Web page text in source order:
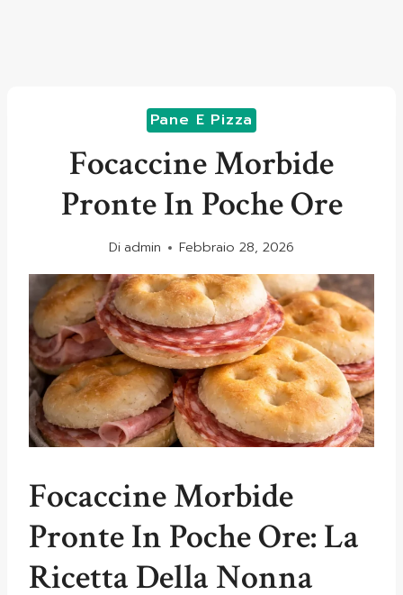
Pane E Pizza
Focaccine Morbide
Pronte In Poche Ore
Di admin Febbraio 28, 2026
Focaccine Morbide
Pronte In Poche Ore: La
Ricetta Della Nonna